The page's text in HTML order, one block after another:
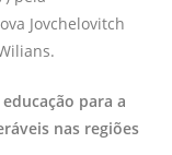
Jovchelovitch
para a
nas regiões